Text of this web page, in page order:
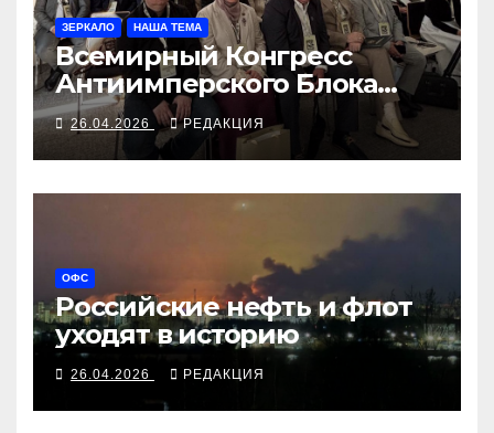
ЗЕРКАЛО НАША ТЕМА
Всемирный Конгресс
Антиимперского Блока
Народов в Мюнхене
26.04.2026 РЕДАКЦИЯ
ОФС
Российские нефть и флот
уходят в историю
26.04.2026 РЕДАКЦИЯ